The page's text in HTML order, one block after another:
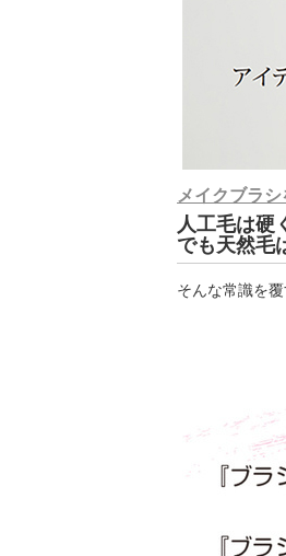
メイクブラ
人工毛は硬
でも天然毛
そんな常識を